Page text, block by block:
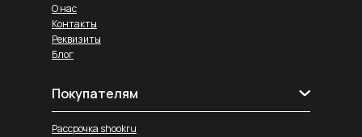
Реквизиты
Блог
О нас
Контакты
Покупателям
Рассрочка shookru